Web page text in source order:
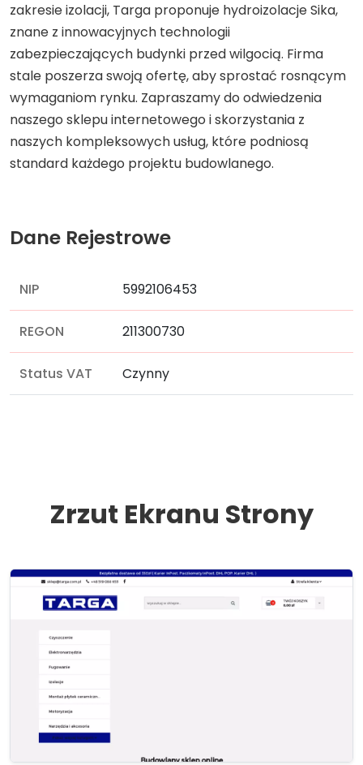
zakresie izolacji, Targa proponuje hydroizolacje Sika,
znane z innowacyjnych technologii
zabezpieczających budynki przed wilgocią. Firma
stale poszerza swoją ofertę, aby sprostać rosnącym
wymaganiom rynku. Zapraszamy do odwiedzenia
naszego sklepu internetowego i skorzystania z
naszych kompleksowych usług, które podniosą
standard każdego projektu budowlanego.
Dane Rejestrowe
NIP 5992106453
REGON 211300730
Status VAT Czynny
Zrzut Ekranu Strony